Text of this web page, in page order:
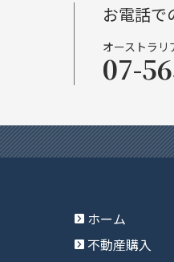
お電話で
オーストラリ
07-
ホーム
不動産購入